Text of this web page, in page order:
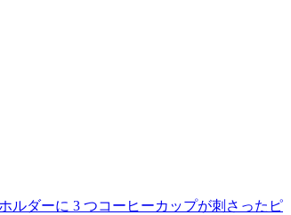
ルダーに 3 つコーヒーカップが刺さったピ